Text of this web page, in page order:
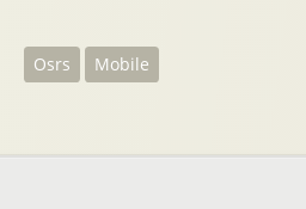
Osrs Mobile